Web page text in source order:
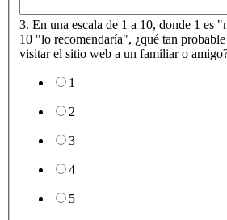
3. En una escala de 1 a 10, donde 1 es
10 "lo recomendaría", ¿qué tan
visitar el sitio web a un familiar o
1
2
3
4
5